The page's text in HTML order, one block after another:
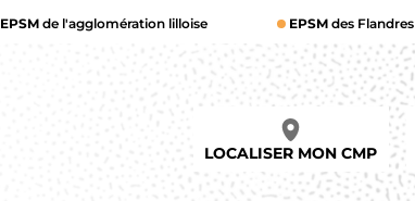
EPSM de l'agglomération lilloise EPSM des Flandres
LOCALISER MON CMP